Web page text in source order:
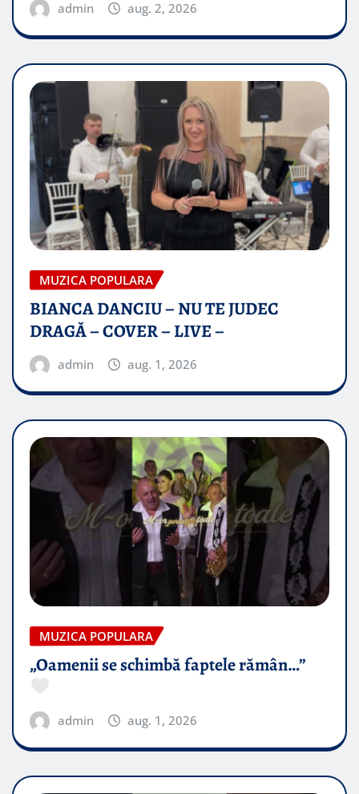
admin aug. 2, 2026
MUZICA POPULARA
BIANCA DANCIU – NU TE JUDEC
DRAGĂ – COVER – LIVE –
admin aug. 1, 2026
MUZICA POPULARA
„Oamenii se schimbă faptele rămân…”
admin aug. 1, 2026